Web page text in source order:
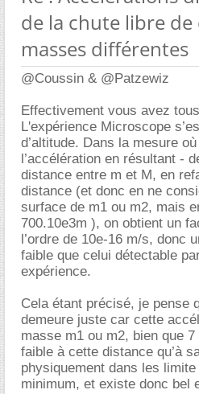
de la chute libre
masses différentes
@Coussin & @Patzewiz
Effectivement vous avez
L'expérience Microscope
d’altitude. Dans la mesure
l’accélération en résultant -
distance entre m et M, en
distance (et donc en ne
surface de m1 ou m2, mais
700.10e3m ), on obtient un
l’ordre de 10e-16 m/s, donc
faible que celui détectable
expérience.
Cela étant précisé, je pense
demeure juste car cette
masse m1 ou m2, bien que
faible à cette distance qu’à
physiquement dans les limite
minimum, et existe donc bel